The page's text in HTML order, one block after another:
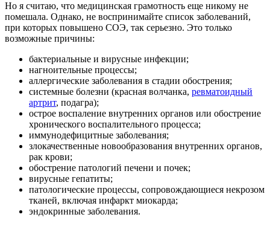
Но я считаю, что медицинская грамотность еще никому не
помешала. Однако, не воспринимайте список заболеваний,
при которых повышено СОЭ, так серьезно. Это только
возможные причины:
бактериальные и вирусные инфекции;
нагноительные процессы;
аллергические заболевания в стадии обострения;
системные болезни (красная волчанка, ревматоидный
артрит, подагра);
острое воспаление внутренних органов или обострение
хронического воспалительного процесса;
иммунодефицитные заболевания;
злокачественные новообразования внутренних органов,
рак крови;
обострение патологий печени и почек;
вирусные гепатиты;
патологические процессы, сопровождающиеся некрозом
тканей, включая инфаркт миокарда;
эндокринные заболевания.